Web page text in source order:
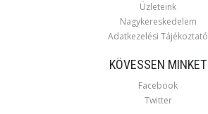
Üzleteink
Nagykereskedelem
Adatkezelési Tájékoztató
KÖVESSEN MINKET
Facebook
Twitter